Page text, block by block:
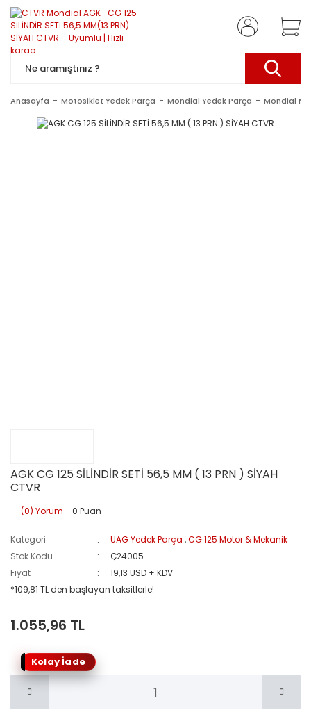
Anasayfa Motosiklet Yedek Parça Mondial Yedek Parça Mondial
AGK CG 125 SİLİNDİR SETİ 56,5 MM ( 13 PRN ) SİYAH
CTVR
(0) Yorum - 0 Puan
Kategori UAG Yedek Parça ,CG 125 Motor & Mekanik
Stok Kodu
Ç24005
Fiyat
19,13 USD + KDV
*109,81 TL den başlayan taksitlerle!
1.055,96 TL
Kolay İade